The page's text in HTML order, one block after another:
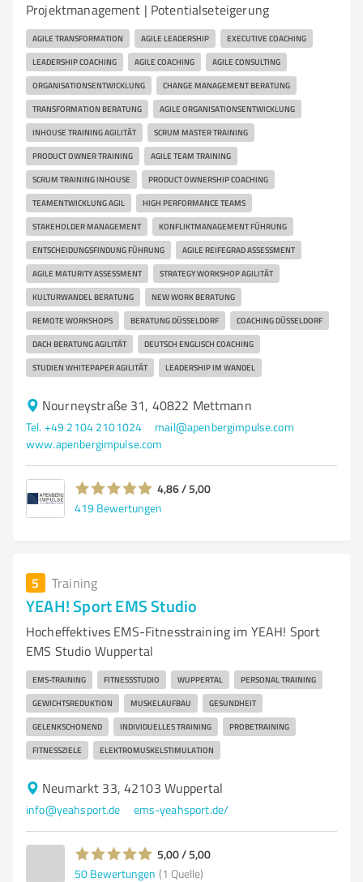
Projektmanagement | Potentialseteigerung
AGILE TRANSFORMATION AGILE LEADERSHIP EXECUTIVE COACHING
LEADERSHIP COACHING AGILE COACHING AGILE CONSULTING
ORGANISATIONSENTWICKLUNG CHANGE MANAGEMENT BERATUNG
TRANSFORMATION BERATUNG AGILE ORGANISATIONSENTWICKLUNG
INHOUSE TRAINING AGILITÄT SCRUM MASTER TRAINING
PRODUCT OWNER TRAINING AGILE TEAM TRAINING
SCRUM TRAINING INHOUSE PRODUCT OWNERSHIP COACHING
TEAMENTWICKLUNG AGIL HIGH PERFORMANCE TEAMS
STAKEHOLDER MANAGEMENT KONFLIKTMANAGEMENT FÜHRUNG
ENTSCHEIDUNGSFINDUNG FÜHRUNG AGILE REIFEGRAD ASSESSMENT
AGILE MATURITY ASSESSMENT STRATEGY WORKSHOP AGILITÄT
KULTURWANDEL BERATUNG NEW WORK BERATUNG
REMOTE WORKSHOPS BERATUNG DÜSSELDORF COACHING DÜSSELDORF
DACH BERATUNG AGILITÄT DEUTSCH ENGLISCH COACHING
STUDIEN WHITEPAPER AGILITÄT LEADERSHIP IM WANDEL
Nourneystraße 31, 40822 Mettmann
Tel. +49 2104 2101024
mail@apenbergimpulse.com
www.apenbergimpulse.com
4,86 / 5,00
419 Bewertungen
5 Training
YEAH! Sport EMS Studio
Hocheffektives EMS-Fitnesstraining im YEAH! Sport
EMS Studio Wuppertal
EMS-TRAINING FITNESSSTUDIO WUPPERTAL PERSONAL TRAINING
GEWICHTSREDUKTION MUSKELAUFBAU GESUNDHEIT
GELENKSCHONEND INDIVIDUELLES TRAINING PROBETRAINING
FITNESSZIELE ELEKTROMUSKELSTIMULATION
Neumarkt 33, 42103 Wuppertal
info@yeahsport.de ems-yeahsport.de/
5,00 / 5,00
50 Bewertungen (1 Quelle)